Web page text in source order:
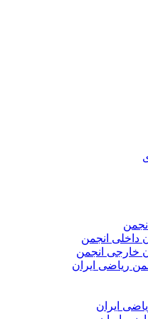
داخلی انجمن
خارجی انجمن
ریاضی ایران
ایران